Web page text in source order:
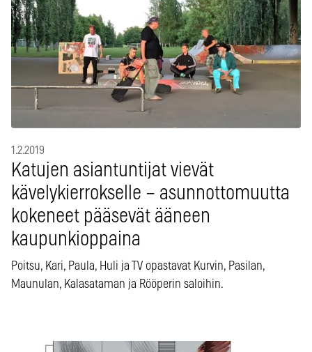
1.2.2019
Katujen asiantuntijat vievät
kävelykierrokselle – asunnottomuutta
kokeneet pääsevät ääneen
kaupunkioppaina
Poitsu, Kari, Paula, Huli ja TV opastavat Kurvin, Pasilan,
Maunulan, Kalasataman ja Rööperin saloihin.